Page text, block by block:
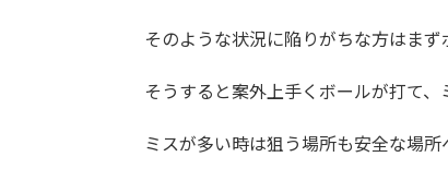
そのような状況に陥りがちな方はま
そうすると案外上手くボールが打て、
ミスが多い時は狙う場所も安全な場